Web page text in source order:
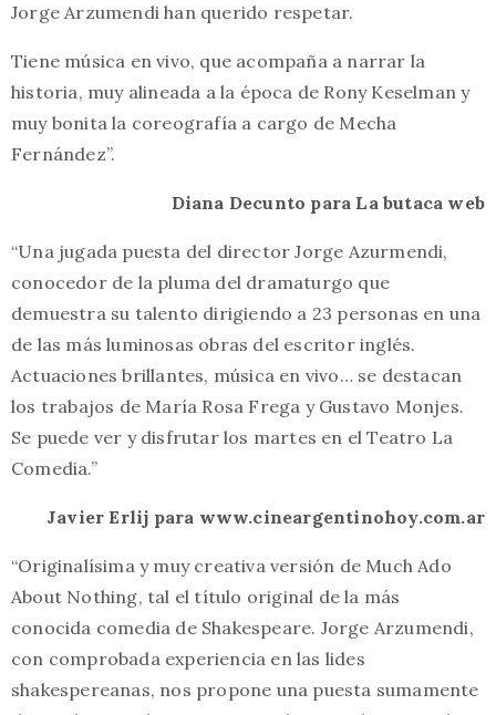
Jorge Arzumendi han querido respetar.
Tiene música en vivo, que acompaña a narrar la
historia, muy alineada a la época de Rony Keselman y
muy bonita la coreografía a cargo de Mecha
Fernández”.
Diana Decunto para La butaca web
“Una jugada puesta del director Jorge Azurmendi,
conocedor de la pluma del dramaturgo que
demuestra su talento dirigiendo a 23 personas en una
de las más luminosas obras del escritor inglés.
Actuaciones brillantes, música en vivo… se destacan
los trabajos de María Rosa Frega y Gustavo Monjes.
Se puede ver y disfrutar los martes en el Teatro La
Comedia.”
Javier Erlij para www.cineargentinohoy.com.ar
“Originalísima y muy creativa versión de Much Ado
About Nothing, tal el título original de la más
conocida comedia de Shakespeare. Jorge Arzumendi,
con comprobada experiencia en las lides
shakespereanas, nos propone una puesta sumamente